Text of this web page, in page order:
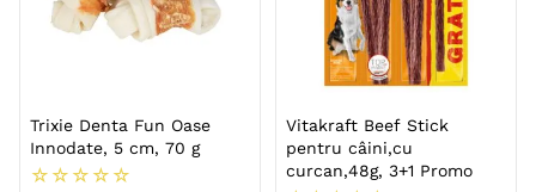
Trixie Denta Fun Oase
Innodate, 5 cm, 70 g
☆ ☆ ☆ ☆ ☆
Vitakraft Beef Stick
pentru câini,cu
curcan,48g, 3+1 Promo